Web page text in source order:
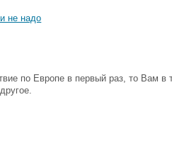
не надо
по Европе в первый раз, то Вам